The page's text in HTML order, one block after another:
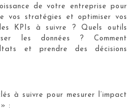
de votre entreprise pour
vos stratégies et optimiser vos
KPIs à suivre ? Quels outils
les données ? Comment
et prendre des décisions
à suivre pour mesurer l’impact
: